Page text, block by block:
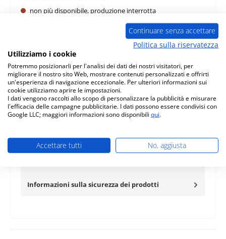
non più disponibile, produzione interrotta
Domanda sul prodotto
Descrizione
interrotto la… Di più
Informazioni sulla sicurezza dei prodotti
Continuare senza accettare
Politica sulla riservatezza
Utilizziamo i cookie
Potremmo posizionarli per l'analisi dei dati dei nostri visitatori, per
migliorare il nostro sito Web, mostrare contenuti personalizzati e offrirti
un'esperienza di navigazione eccezionale. Per ulteriori informazioni sui
cookie utilizziamo aprire le impostazioni.
I dati vengono raccolti allo scopo di personalizzare la pubblicità e misurare
l'efficacia delle campagne pubblicitarie. I dati possono essere condivisi con
Google LLC; maggiori informazioni sono disponibili qui.
Accettare tutti No, aggiusta